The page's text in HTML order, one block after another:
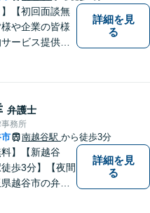
】【初回面談無
や企業の皆様
ービス提供に
対応します。
休日対応可】
ください。
詳細を見
る
弁護士
務所
南越谷駅 から徒歩3分
料】【新越谷
歩3分】【夜間
越谷市の弁護
詳細を見
る